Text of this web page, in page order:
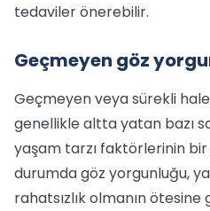
tedaviler önerebilir.
Geçmeyen göz
Geçmeyen veya sürekli
genellikle altta yatan bazı
yaşam tarzı faktörlerinin
durumda göz yorgunluğu,
rahatsızlık olmanın